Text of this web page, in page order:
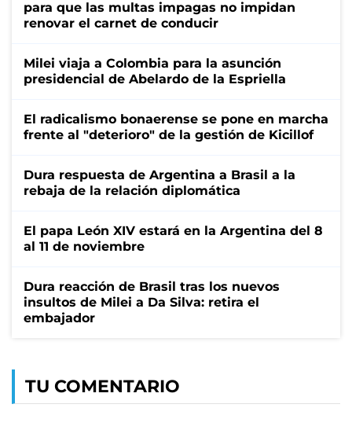
para que las multas impagas no impidan
renovar el carnet de conducir
Milei viaja a Colombia para la asunción
presidencial de Abelardo de la Espriella
El radicalismo bonaerense se pone en marcha
frente al "deterioro" de la gestión de Kicillof
Dura respuesta de Argentina a Brasil a la
rebaja de la relación diplomática
El papa León XIV estará en la Argentina del 8
al 11 de noviembre
Dura reacción de Brasil tras los nuevos
insultos de Milei a Da Silva: retira el
embajador
TU COMENTARIO